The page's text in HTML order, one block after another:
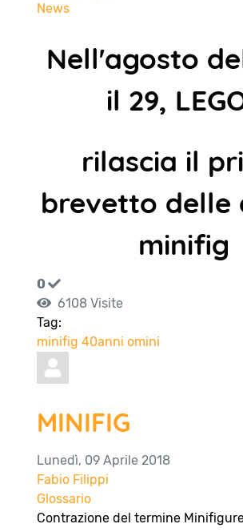
News
Nell'agosto
il 29,
rilascia il
brevetto delle
minifig
0
6108 Visite
Tag:
minifig 40anni omini
MINIFIG
Lunedì, 09 Aprile 2018
Fabio Filippi
Glossario
Contrazione del termine